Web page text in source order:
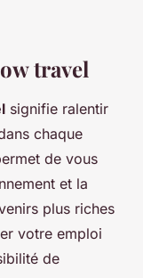
travel
signifie ralentir
chaque
de vous
et la
plus riches
votre emploi
de